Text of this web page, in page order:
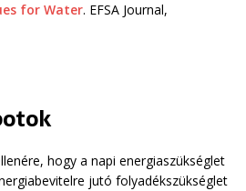
for Water. EFSA Journal,
hogy a napi energiaszükséglet
jutó folyadékszükséglet